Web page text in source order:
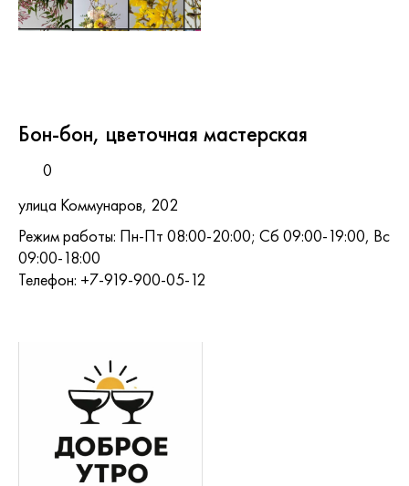
Бон-бон, цветочная мастерская
0
улица Коммунаров, 202
Режим работы: Пн-Пт 08:00-20:00; Сб 09:00-19:00, Вс
09:00-18:00
Телефон: +7-919-900-05-12